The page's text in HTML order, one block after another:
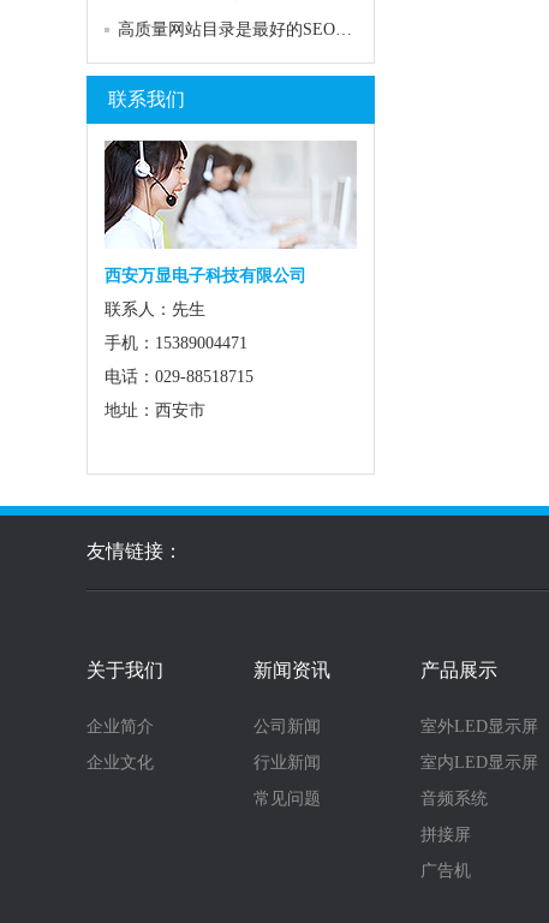
高质量网站目录是最好的SEO关键词排名工具
联系我们
西安万显电子科技有限公司
联系人：先生
手机：15389004471
电话：029-88518715
地址：西安市
友情链接：
关于我们
企业简介
企业文化
新闻资讯
公司新闻
行业新闻
常见问题
产品展示
室外LED显示屏
室内LED显示屏
音频系统
拼接屏
广告机